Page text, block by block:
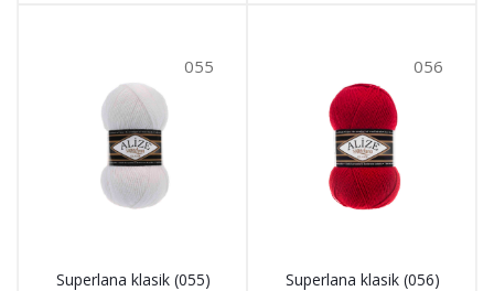
055
Superlana klasik (055)
056
Superlana klasik (056)